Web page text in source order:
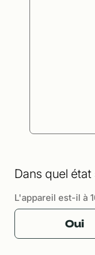
Dans quel
L'appareil est-il à
Oui